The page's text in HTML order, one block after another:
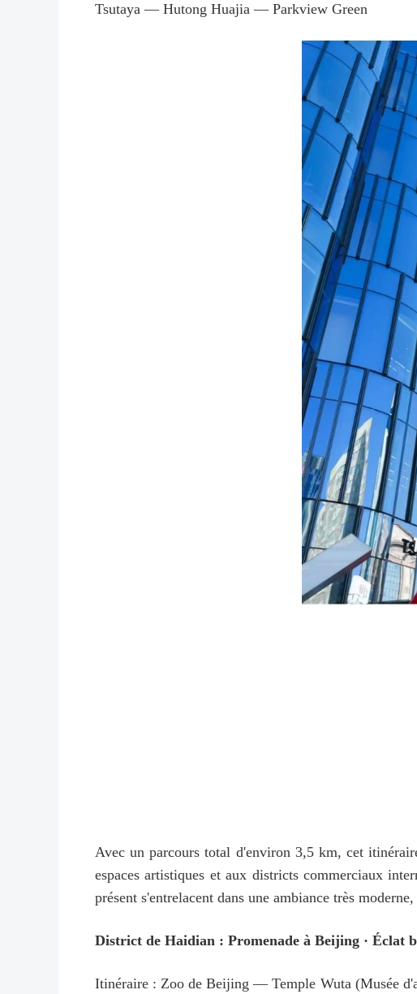
Tsutaya — Hutong Huajia — Parkview Green
Avec un parcours total d'environ 3,5 km, cet
espaces artistiques et aux districts commerciaux
présent s'entrelacent dans une ambiance très
District de Haidian : Promenade à Beijing · Éclat
Itinéraire : Zoo de Beijing — Temple Wuta (Musée